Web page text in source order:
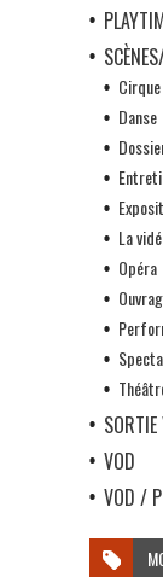
Cirque
Danse
La
Opéra
SORTIE
VOD
VOD /